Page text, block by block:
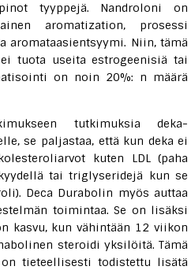
tyyppejä. Nandroloni on
aromatization, prosessi
aromataasientsyymi. Niin, tämä
tuota useita estrogeenisiä tai
on noin 20%: n määrä
tutkimuksia deka-
se paljastaa, että kun deka ei
kuten LDL (paha
tai triglyseridejä kun se
Deca Durabolin myös auttaa
toimintaa. Se on lisäksi
kasvu, kun vähintään 12 viikon
steroidi yksilöitä. Tämä
tieteellisesti todistettu lisätä